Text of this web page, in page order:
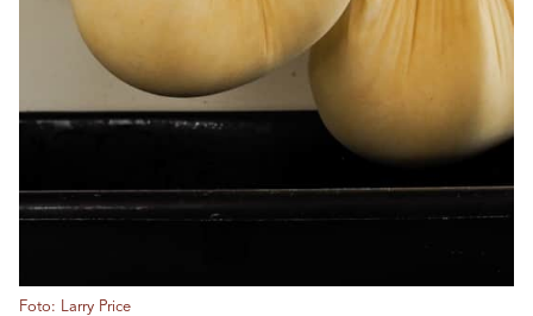
Foto: Larry Price